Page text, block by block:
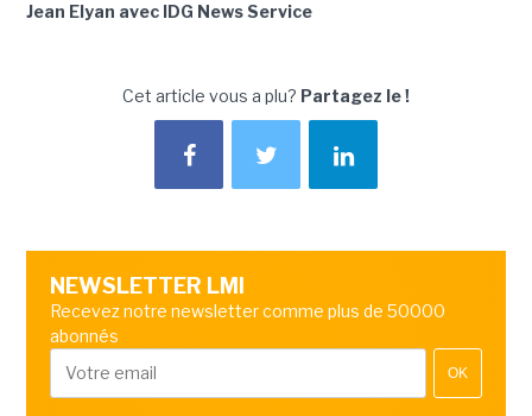
Jean Elyan avec IDG News Service
Cet article vous a plu? Partagez le !
NEWSLETTER LMI
Recevez notre newsletter comme plus de 50000
abonnés
OK